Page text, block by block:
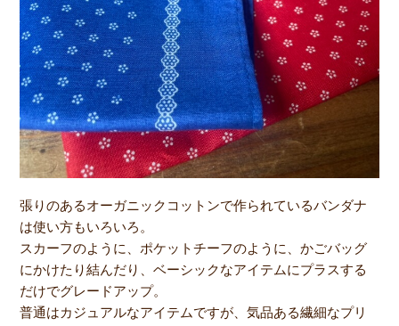
張りのあるオーガニックコットンで作られているバンダナ
は使い方もいろいろ。
スカーフのように、ポケットチーフのように、かごバッグ
にかけたり結んだり、ベーシックなアイテムにプラスする
だけでグレードアップ。
普通はカジュアルなアイテムですが、気品ある繊細なプリ